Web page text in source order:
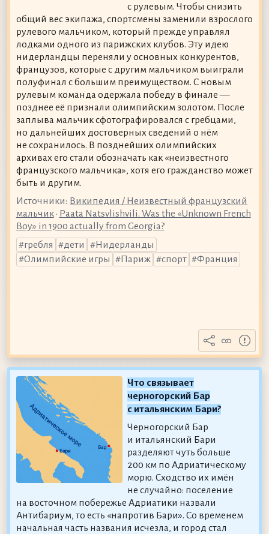
с рулевым. Чтобы снизить
общий вес экипажа, спортсмены заменили взрослого
рулевого мальчиком, который прежде управлял
лодками одного из парижских клубов. Эту идею
нидерландцы переняли у основных конкурентов,
французов, которые с другим мальчиком выиграли
полуфинал с большим преимуществом. С новым
рулевым команда одержала победу в финале —
позднее её признали олимпийским золотом. После
заплыва мальчик сфотографировался с гребцами,
но дальнейших достоверных сведений о нём
не сохранилось. В позднейших олимпийских
архивах его стали обозначать как «неизвестного
французского мальчика», хотя его гражданство может
быть и другим.
Источники: Википедия / Неизвестный французский
мальчик• Paata Natsvlishvili. Was the «Unknown French
Boy» in 1900 actually from Georgia?
гребля
дети
Нидерланды
Олимпийские игры
Париж спорт Франция
Что связывает
черногорский Бар
с итальянским Бари?
Черногорский Бар
и итальянский Бари
разделяют чуть больше
200 км по Адриатическому
морю. Сходство их имён
не случайно: поселение
на восточном побережье Адриатики назвали
Антибариум, то есть «напротив Бари». Со временем
начальная часть названия исчезла, и город стал